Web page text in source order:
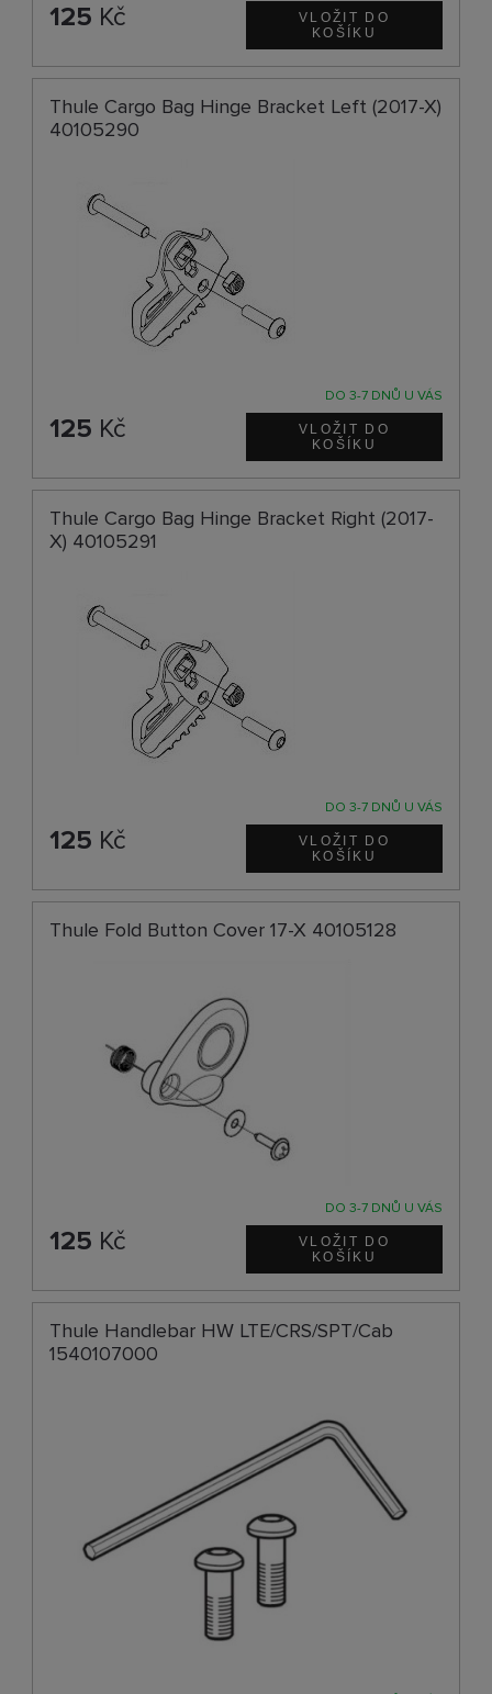
125 Kč
Thule Cargo Bag Hinge Bracket Left (2017-X)
40105290
DO 3-7 DNŮ U VÁS
125 Kč
Thule Cargo Bag Hinge Bracket Right (2017-
X) 40105291
DO 3-7 DNŮ U VÁS
125 Kč
Thule Fold Button Cover 17-X 40105128
DO 3-7 DNŮ U VÁS
125 Kč
Thule Handlebar HW LTE/CRS/SPT/Cab
1540107000